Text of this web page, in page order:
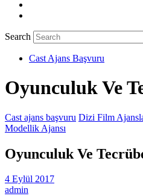
Search
Cast Ajans Başvuru
Oyunculuk Ve
Cast ajans başvuru Dizi Film
Modellik Ajansı
Oyunculuk Ve
4 Eylül 2017
admin